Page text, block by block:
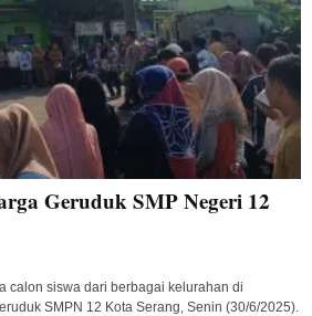
Geruduk SMP Negeri 12
calon siswa dari berbagai kelurahan di
SMPN 12 Kota Serang, Senin (30/6/2025).